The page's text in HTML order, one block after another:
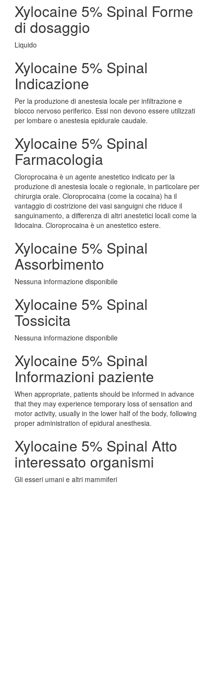
Xylocaine 5% Spinal Forme
di dosaggio
Liquido
Xylocaine 5% Spinal
Indicazione
Per la produzione di anestesia locale per infiltrazione e
blocco nervoso periferico. Essi non devono essere utilizzati
per lombare o anestesia epidurale caudale.
Xylocaine 5% Spinal
Farmacologia
Cloroprocaina è un agente anestetico indicato per la
produzione di anestesia locale o regionale, in particolare per
chirurgia orale. Cloroprocaina (come la cocaina) ha il
vantaggio di costrizione dei vasi sanguigni che riduce il
sanguinamento, a differenza di altri anestetici locali come la
lidocaina. Cloroprocaina è un anestetico estere.
Xylocaine 5% Spinal
Assorbimento
Nessuna informazione disponibile
Xylocaine 5% Spinal
Tossicita
Nessuna informazione disponibile
Xylocaine 5% Spinal
Informazioni paziente
When appropriate, patients should be informed in advance
that they may experience temporary loss of sensation and
motor activity, usually in the lower half of the body, following
proper administration of epidural anesthesia.
Xylocaine 5% Spinal Atto
interessato organismi
Gli esseri umani e altri mammiferi